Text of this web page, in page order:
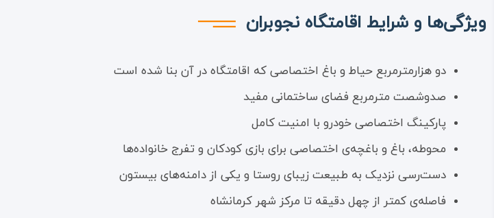
ویژگی‌ها و شرایط اقامتگاه نجوبران
دو هزارمترمربع حیاط و باغ اختصاصی که اقامتگاه در آن بنا شده است
صدوشصت مترمربع فضای ساختمانی مفید
پارکینگ اختصاصی خودرو با امنیت کامل
محوطه‌، باغ و باغچه‌ی اختصاصی برای بازی کودکان و تفرج خانواده‌ها
دست‌رسی نزدیک به طبیعت زیبای روستا و یکی از دامنه‌ها‌ی بیستون
فاصله‌ی کمتر از چهل دقیقه تا مرکز شهر کرمانشاه